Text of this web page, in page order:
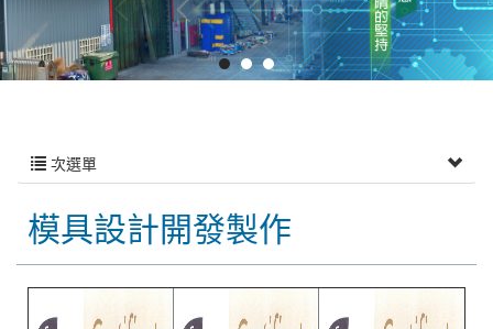
次選單
模具設計開發製作